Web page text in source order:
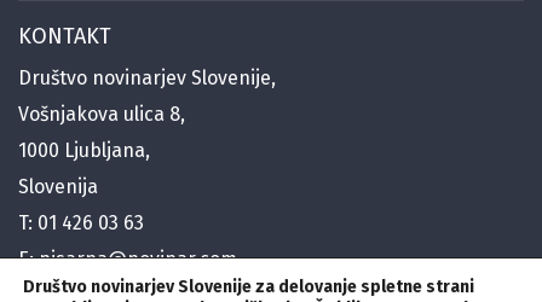
KONTAKT
Društvo novinarjev Slovenije,
Vošnjakova ulica 8,
1000 Ljubljana,
Slovenija
T: 01 426 03 63
E:pisarna@novinar.com
E:generalni@novinar.com
Društvo novinarjev Slovenije za delovanje spletne strani